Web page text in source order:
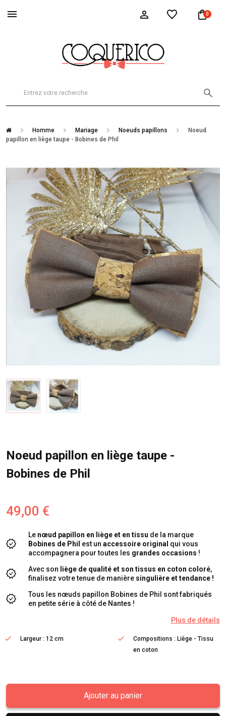
0
Homme Mariage Noeuds papillons
Noeud
papillon en liège taupe - Bobines de Phil
Noeud papillon en liège taupe -
Bobines de Phil
49,00 €
Le nœud papillon en liège et en tissu de la marque
Bobines de Phil est un accessoire original qui vous
accompagnera pour toutes les grandes occasions !
Avec son liège de qualité et son tissus en coton coloré,
finalisez votre tenue de manière singulière et tendance !
Tous les nœuds papillon Bobines de Phil sont fabriqués
en petite série à côté de Nantes !
Plus de détails
Largeur : 12 cm
Compositions : Liège - Tissu
en coton
Ajouter au panier